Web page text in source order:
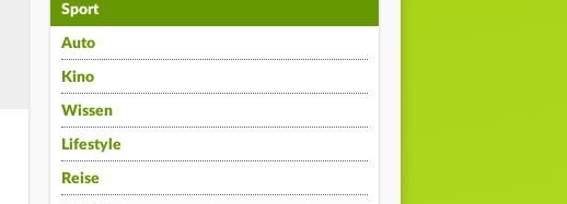
Sport
Auto
Kino
Wissen
Lifestyle
Reise